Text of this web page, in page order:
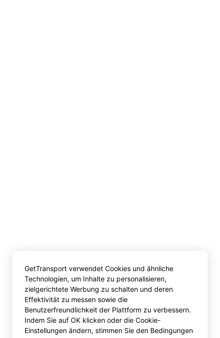
GetTransport verwendet Cookies und ähnliche
Technologien, um Inhalte zu personalisieren,
zielgerichtete Werbung zu schalten und deren
Effektivität zu messen sowie die
Benutzerfreundlichkeit der Plattform zu verbessern.
Indem Sie auf OK klicken oder die Cookie-
Einstellungen ändern, stimmen Sie den Bedingungen